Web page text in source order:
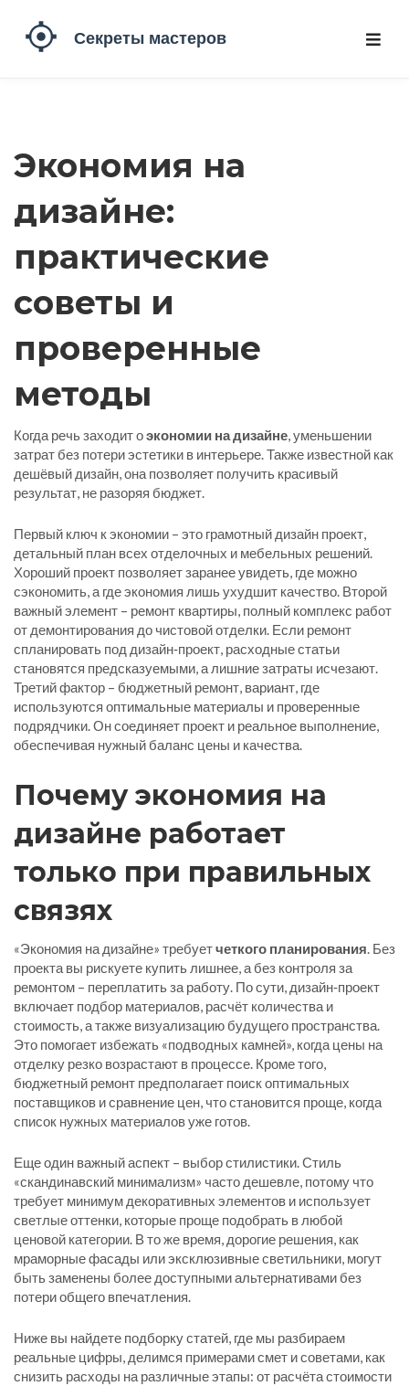
Экономия на
дизайне:
практические
советы и
проверенные
методы
Когда речь заходит оэкономии на дизайне,уменьшении
затрат без потери эстетики в интерьере. Также известной как
дешёвый дизайн, она позволяет получить красивый
результат, не разоряя бюджет.
Первый ключ к экономии – это грамотный дизайн проект,
детальный план всех отделочных и мебельных решений.
Хороший проект позволяет заранее увидеть, где можно
сэкономить, а где экономия лишь ухудшит качество. Второй
важный элемент – ремонт квартиры, полный комплекс работ
от демонтирования до чистовой отделки. Если ремонт
спланировать под дизайн‑проект, расходные статьи
становятся предсказуемыми, а лишние затраты исчезают.
Третий фактор – бюджетный ремонт, вариант, где
используются оптимальные материалы и проверенные
подрядчики. Он соединяет проект и реальное выполнение,
обеспечивая нужный баланс цены и качества.
Почему экономия на
дизайне работает
только при правильных
связях
«Экономия на дизайне» требуетчеткого планирования. Без
проекта вы рискуете купить лишнее, а без контроля за
ремонтом – переплатить за работу. По сути, дизайн‑проект
включает подбор материалов, расчёт количества и
стоимость, а также визуализацию будущего пространства.
Это помогает избежать «подводных камней», когда цены на
отделку резко возрастают в процессе. Кроме того,
бюджетный ремонт предполагает поиск оптимальных
поставщиков и сравнение цен, что становится проще, когда
список нужных материалов уже готов.
Еще один важный аспект – выбор стилистики. Стиль
«скандинавский минимализм» часто дешевле, потому что
требует минимум декоративных элементов и использует
светлые оттенки, которые проще подобрать в любой
ценовой категории. В то же время, дорогие решения, как
мраморные фасады или эксклюзивные светильники, могут
быть заменены более доступными альтернативами без
потери общего впечатления.
Ниже вы найдете подборку статей, где мы разбираем
реальные цифры, делимся примерами смет и советами, как
снизить расходы на различные этапы: от расчёта стоимости